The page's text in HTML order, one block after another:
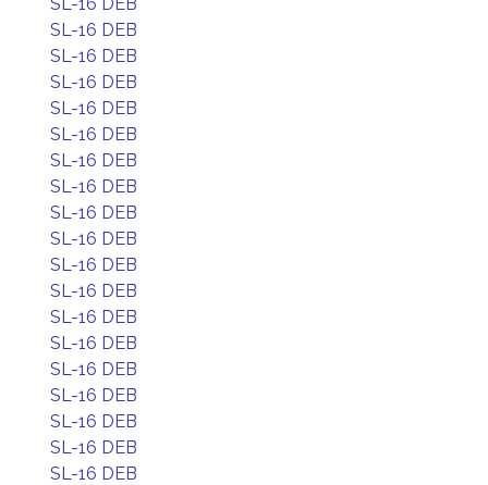
SL-16 DEB
SL-16 DEB
SL-16 DEB
SL-16 DEB
SL-16 DEB
SL-16 DEB
SL-16 DEB
SL-16 DEB
SL-16 DEB
SL-16 DEB
SL-16 DEB
SL-16 DEB
SL-16 DEB
SL-16 DEB
SL-16 DEB
SL-16 DEB
SL-16 DEB
SL-16 DEB